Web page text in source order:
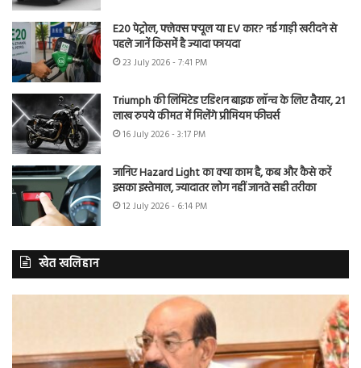
E20 पेट्रोल, फ्लेक्स फ्यूल या EV कार? नई गाड़ी खरीदने से
पहले जानें किसमें है ज्यादा फायदा
23 July 2026 - 7:41 PM
Triumph की लिमिटेड एडिशन बाइक लॉन्च के लिए तैयार, 21
लाख रुपये कीमत में मिलेंगे प्रीमियम फीचर्स
16 July 2026 - 3:17 PM
जानिए Hazard Light का क्या काम है, कब और कैसे करें
इसका इस्तेमाल, ज्यादातर लोग नहीं जानते सही तरीका
12 July 2026 - 6:14 PM
खेत खलिहान